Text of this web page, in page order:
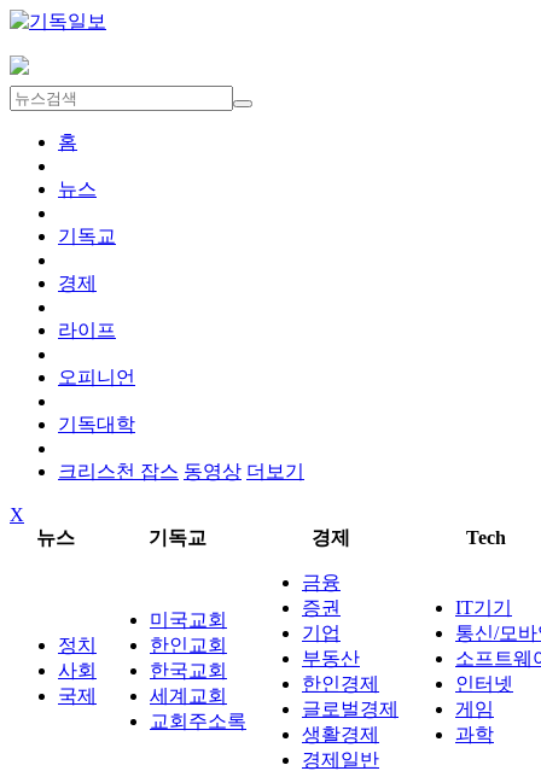
홈
뉴스
기독교
경제
라이프
오피니언
기독대학
크리스천 잡스 동영상 더보기
X
뉴스
기독교 경제 Tech
정치
사회
국제
미국교회
한인교회
한국교회
세계교회
교회주소록
금융
증권
기업
부동산
한인경제
글로벌경제
생활경제
경제일반
IT기기
통신/모
소프트웨
인터넷
게임
과학